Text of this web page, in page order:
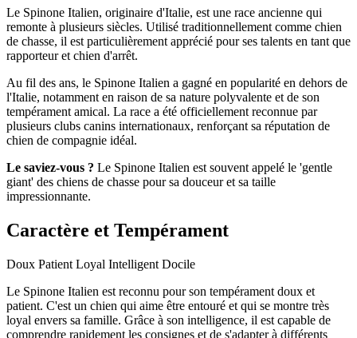
Le Spinone Italien, originaire d'Italie, est une race ancienne qui
remonte à plusieurs siècles. Utilisé traditionnellement comme chien
de chasse, il est particulièrement apprécié pour ses talents en tant que
rapporteur et chien d'arrêt.
Au fil des ans, le Spinone Italien a gagné en popularité en dehors de
l'Italie, notamment en raison de sa nature polyvalente et de son
tempérament amical. La race a été officiellement reconnue par
plusieurs clubs canins internationaux, renforçant sa réputation de
chien de compagnie idéal.
Le saviez-vous ? Le Spinone Italien est souvent appelé le 'gentle
giant' des chiens de chasse pour sa douceur et sa taille
impressionnante.
Caractère et Tempérament
Doux Patient Loyal Intelligent Docile
Le Spinone Italien est reconnu pour son tempérament doux et
patient. C'est un chien qui aime être entouré et qui se montre très
loyal envers sa famille. Grâce à son intelligence, il est capable de
comprendre rapidement les consignes et de s'adapter à différents